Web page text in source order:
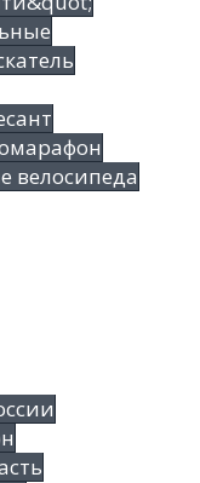
велосипеда